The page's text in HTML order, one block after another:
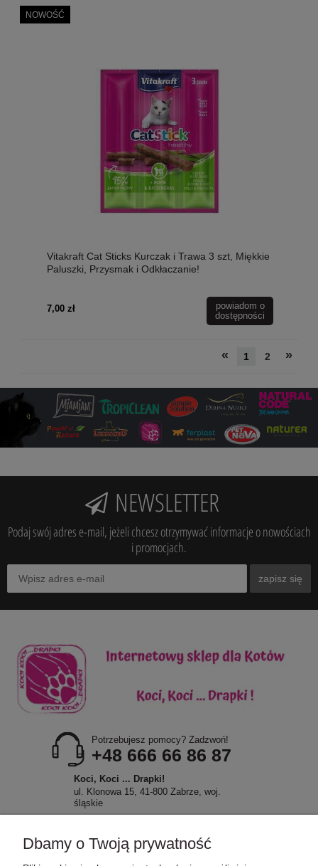
Vitakraft Cat Sticks Kurczak i Trawa 3 szt, Miękkie
Paluszki, Przysmak i Odkłaczanie!
7,00 zł
powiadom o
dostępności
NOWOŚĆ
« 1 2 »
NEWSLETTER
Podaj swój adres e-mail, jeżeli chcesz otrzymywać informacje o nowościach
i promocjach.
zapisz się
Potrzebujesz pomocy? Zadzwoń!
+48 666 66 86 87
Koci, Koci ... Drapki!
ul. Klonowa 15, 41-800 Zabrze, woj.
śląskie
Dbamy o Twoją prywatność